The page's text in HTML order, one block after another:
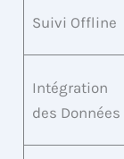
Suivi Offline
Intégration
des Données